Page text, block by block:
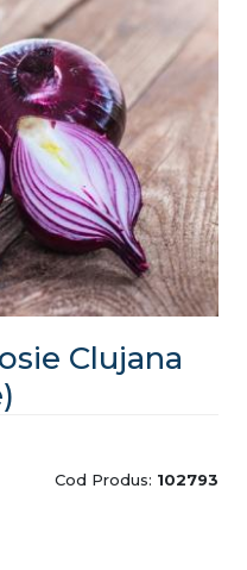
Clujana
Cod Produs: 102793